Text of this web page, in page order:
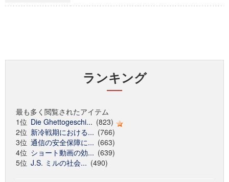
ランキング
最も多く閲覧されたアイテム
1位 Die Ghettogeschi... (823)
2位 新冷戦期における... (766)
3位 通信の安全保障に... (663)
4位 ショート動画の効... (639)
5位 J.S. ミルの社会... (490)